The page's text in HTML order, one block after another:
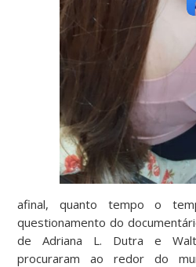
afinal, quanto tempo o
questionamento do
de Adriana L. Dutra e
procuraram ao redor do